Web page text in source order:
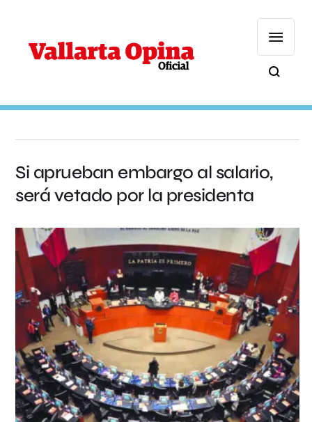
Si aprueban embargo al salario,
será vetado por la presidenta